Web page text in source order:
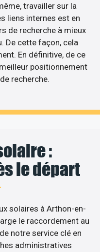
travailler sur la
liens internes est en
de recherche à mieux
De cette façon, cela
En définitive, de ce
positionnement
recherche.
:
le départ
solaires à Arthon-en-
le raccordement au
notre service clé en
administratives